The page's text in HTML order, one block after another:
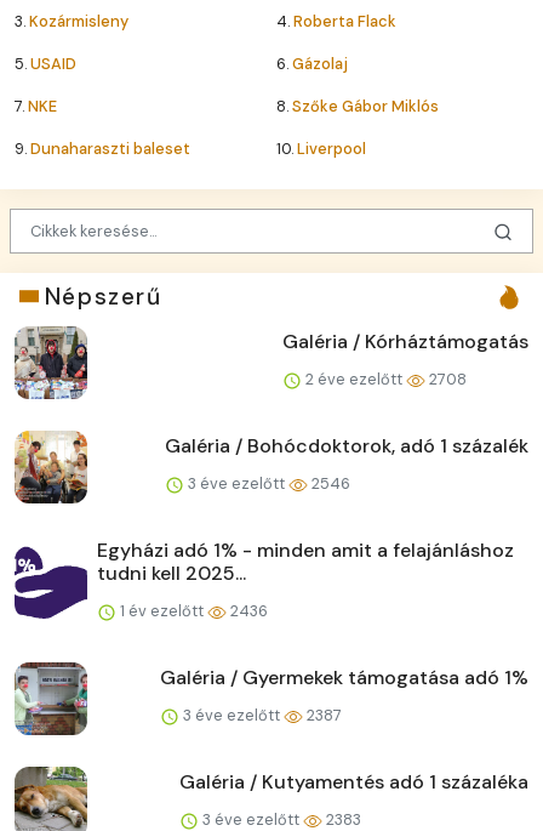
3.Kozármisleny 4.Roberta Flack
5.USAID 6.Gázolaj
7.NKE 8.Szőke Gábor Miklós
9.Dunaharaszti baleset 10.Liverpool
Népszerű
Galéria / Kórháztámogatás
2 éve ezelőtt 2708
Galéria / Bohócdoktorok, adó 1 százalék
3 éve ezelőtt 2546
Egyházi adó 1% - minden amit a felajánláshoz
tudni kell 2025...
1 év ezelőtt 2436
Galéria / Gyermekek támogatása adó 1%
3 éve ezelőtt 2387
Galéria / Kutyamentés adó 1 százaléka
3 éve ezelőtt 2383